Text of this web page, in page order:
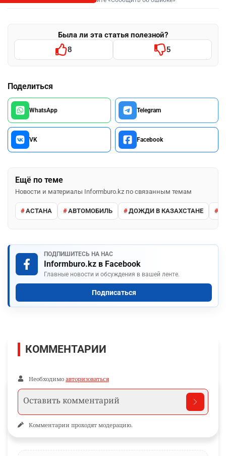
Была ли эта статья полезной?
8 5
Поделиться
WhatsApp Telegram
VK Facebook
Ещё по теме
Новости и материалы Informburo.kz по связанным темам
АСТАНА АВТОМОБИЛЬ ДОЖДИ В КАЗАХСТАНЕ
ПОДПИШИТЕСЬ НА НАС
Informburo.kz в Facebook
Главные новости и обсуждения в вашей ленте.
Подписаться
КОММЕНТАРИИ
Необходимо авторизоваться
Комментарии проходят модерацию.